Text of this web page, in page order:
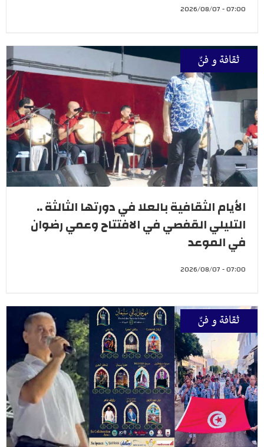
07:00 - 2026/08/07
ثقافة و فنّ
الأيام الثقافية بالعلا في دورتها الثالثة ..
التليلي القفصي في الافتتاح وعمي رضوان
في الموعد
07:00 - 2026/08/07
ثقافة و فنّ